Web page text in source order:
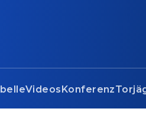
VideosKonferenz